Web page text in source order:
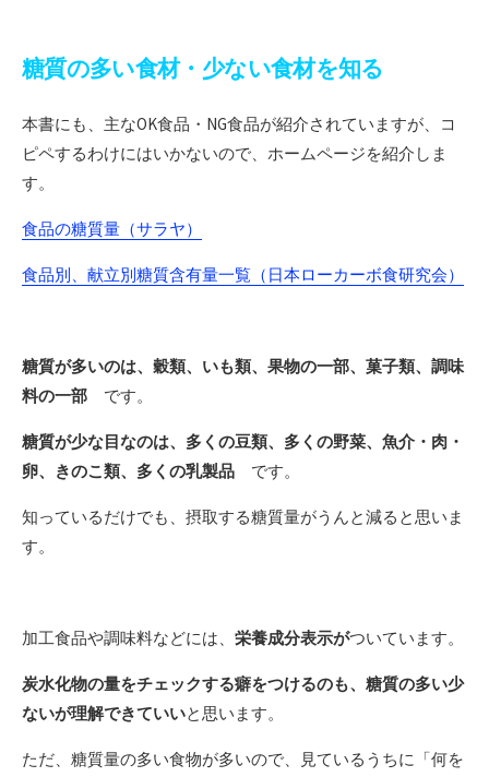
糖質の多い食材・少ない食材を知る
本書にも、主なOK食品・NG食品が紹介されていますが、コ
ピペするわけにはいかないので、ホームページを紹介しま
す。
食品の糖質量（サラヤ）
食品別、献立別糖質含有量一覧（日本ローカーボ食研究会）
糖質が多いのは、穀類、いも類、果物の一部、菓子類、調味
料の一部 です。
糖質が少な目なのは、多くの豆類、多くの野菜、魚介・肉・
卵、きのこ類、多くの乳製品 です。
知っているだけでも、摂取する糖質量がうんと減ると思いま
す。
加工食品や調味料などには、 栄養成分表示がついています。
炭水化物の量をチェックする癖をつけるのも、糖質の多い少
ないが理解できていいと思います。
ただ、糖質量の多い食物が多いので、見ているうちに「何を